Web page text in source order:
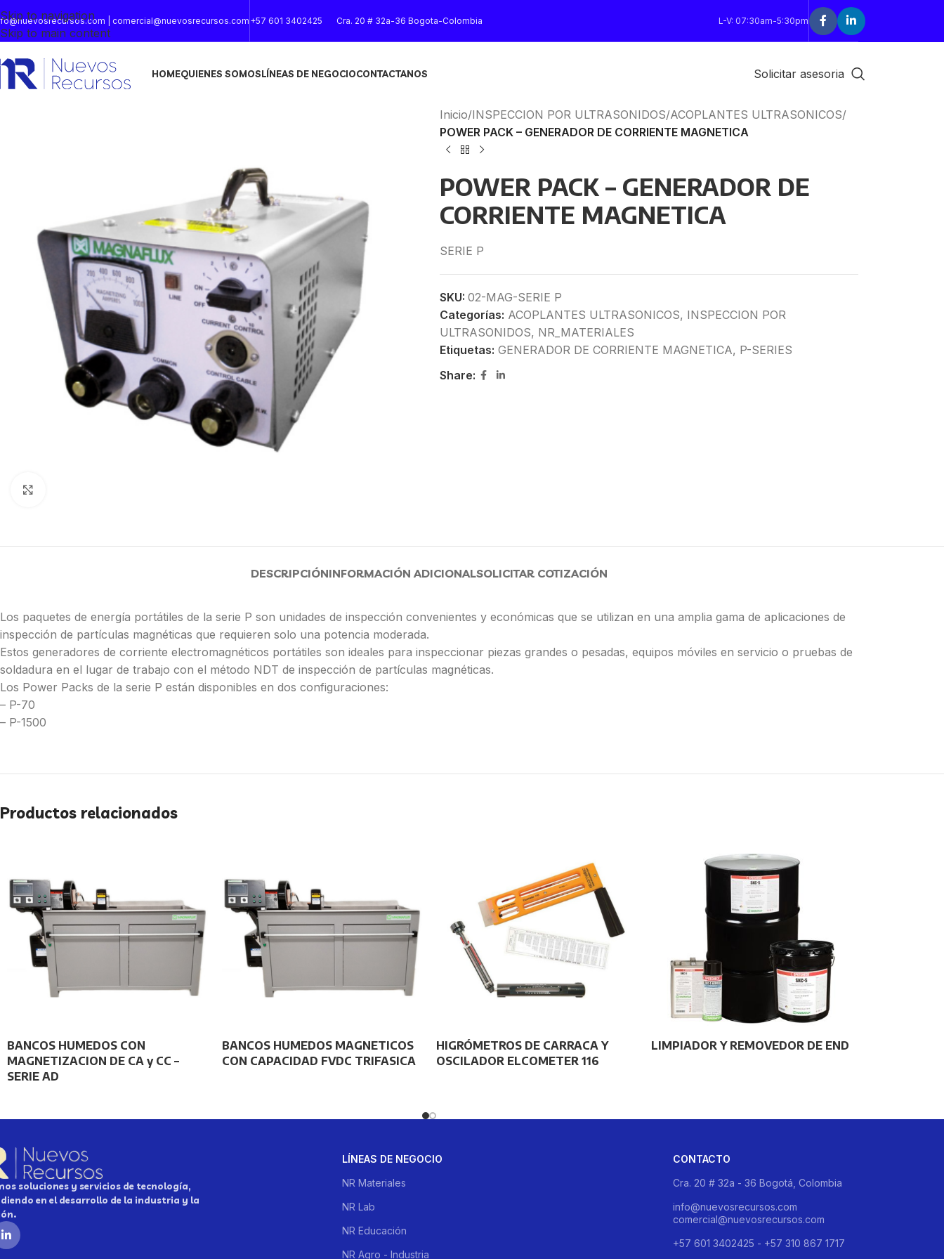
Skip to navigation
Skip to main content
| comercial@nuevosrecursos.com +57 601 3402425 Cra. 20 # 32a-36 Bogota-Colombia L-V: 07:30am-5:30pm
HOMEQUIENES SOMOSLÍNEAS DE NEGOCIOCONTACTANOS Solicitar asesoria
Inicio/INSPECCION POR ULTRASONIDOS/ACOPLANTES ULTRASONICOS/
POWER PACK – GENERADOR DE CORRIENTE MAGNETICA
POWER PACK – GENERADOR DE
CORRIENTE MAGNETICA
SERIE P
SKU: 02-MAG-SERIE P
Categorías: ACOPLANTES ULTRASONICOS, INSPECCION POR
ULTRASONIDOS, NR_MATERIALES
Etiquetas: GENERADOR DE CORRIENTE MAGNETICA, P-SERIES
Share:
DESCRIPCIÓNINFORMACIÓN ADICIONALSOLICITAR COTIZACIÓN
Los paquetes de energía portátiles de la serie P son unidades de inspección convenientes y económicas que se utilizan en una amplia gama de aplicaciones de
inspección de partículas magnéticas que requieren solo una potencia moderada.
Estos generadores de corriente electromagnéticos portátiles son ideales para inspeccionar piezas grandes o pesadas, equipos móviles en servicio o pruebas de
soldadura en el lugar de trabajo con el método NDT de inspección de partículas magnéticas.
Los Power Packs de la serie P están disponibles en dos configuraciones:
– P-70
– P-1500
Productos relacionados
BANCOS HUMEDOS CON
MAGNETIZACION DE CA y CC –
SERIE AD
BANCOS HUMEDOS MAGNETICOS
CON CAPACIDAD FVDC TRIFASICA
HIGRÓMETROS DE CARRACA Y
OSCILADOR ELCOMETER 116
LIMPIADOR Y REMOVEDOR DE END
soluciones y servicios de tecnología,
en el desarrollo de la industria y la
LÍNEAS DE NEGOCIO
NR Materiales
NR Lab
NR Educación
NR Agro - Industria
CONTACTO
Cra. 20 # 32a - 36 Bogotá, Colombia
info@nuevosrecursos.com
comercial@nuevosrecursos.com
+57 601 3402425 - +57 310 867 1717